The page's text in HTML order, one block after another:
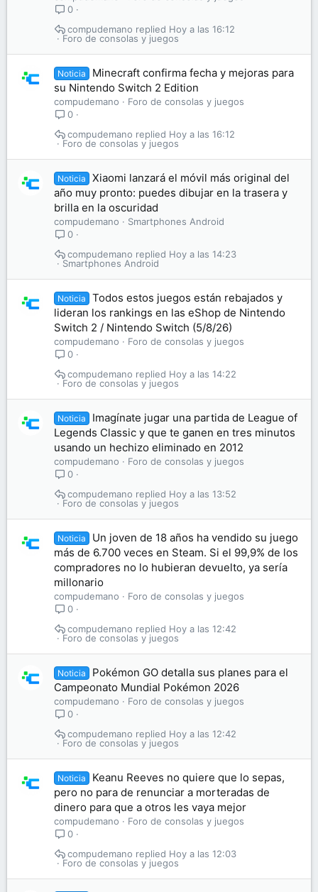
0
Foro de consolas y juegos
Hoy a las 16:12
compudemano
Noticia
Minecraft confirma fecha y mejoras para
su Nintendo Switch 2 Edition
compudemano
Foro de consolas y juegos
0
Foro de consolas y juegos
Hoy a las 16:12
compudemano
Noticia
Xiaomi lanzará el móvil más original del
año muy pronto: puedes dibujar en la trasera y
brilla en la oscuridad
compudemano
Smartphones Android
0
Smartphones Android
Hoy a las 14:23
compudemano
Noticia
Todos estos juegos están rebajados y
lideran los rankings en las eShop de Nintendo
Switch 2 / Nintendo Switch (5/8/26)
compudemano
Foro de consolas y juegos
0
Foro de consolas y juegos
Hoy a las 14:22
compudemano
Noticia
Imagínate jugar una partida de League of
Legends Classic y que te ganen en tres minutos
usando un hechizo eliminado en 2012
compudemano
Foro de consolas y juegos
0
Foro de consolas y juegos
Hoy a las 13:52
compudemano
Noticia
Un joven de 18 años ha vendido su juego
más de 6.700 veces en Steam. Si el 99,9% de los
compradores no lo hubieran devuelto, ya sería
millonario
compudemano
Foro de consolas y juegos
0
Foro de consolas y juegos
Hoy a las 12:42
compudemano
Noticia
Pokémon GO detalla sus planes para el
Campeonato Mundial Pokémon 2026
compudemano
Foro de consolas y juegos
0
Foro de consolas y juegos
Hoy a las 12:42
compudemano
Noticia
Keanu Reeves no quiere que lo sepas,
pero no para de renunciar a morteradas de
dinero para que a otros les vaya mejor
compudemano
Foro de consolas y juegos
0
Foro de consolas y juegos
Hoy a las 12:03
compudemano